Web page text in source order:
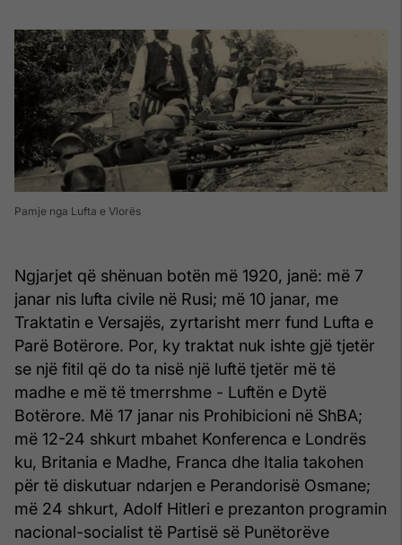
Pamje nga Lufta e Vlorës
Ngjarjet që shënuan botën më 1920, janë: më 7
janar nis lufta civile në Rusi; më 10 janar, me
Traktatin e Versajës, zyrtarisht merr fund Lufta e
Parë Botërore. Por, ky traktat nuk ishte gjë tjetër
se një fitil që do ta nisë një luftë tjetër më të
madhe e më të tmerrshme - Luftën e Dytë
Botërore. Më 17 janar nis Prohibicioni në ShBA;
më 12-24 shkurt mbahet Konferenca e Londrës
ku, Britania e Madhe, Franca dhe Italia takohen
për të diskutuar ndarjen e Perandorisë Osmane;
më 24 shkurt, Adolf Hitleri e prezanton programin
nacional-socialist të Partisë së Punëtorëve